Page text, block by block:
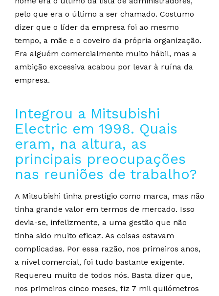
pelo que era o último a ser chamado. Costumo
dizer que o líder da empresa foi ao mesmo
tempo, a mãe e o coveiro da própria organização.
Era alguém comercialmente muito hábil, mas a
ambição excessiva acabou por levar à ruína da
empresa.
Integrou a Mitsubishi
Electric em 1998. Quais
eram, na altura, as
principais preocupações
nas reuniões de trabalho?
A Mitsubishi tinha prestígio como marca, mas não
tinha grande valor em termos de mercado. Isso
devia-se, infelizmente, a uma gestão que não
tinha sido muito eficaz. As coisas estavam
complicadas. Por essa razão, nos primeiros anos,
a nível comercial, foi tudo bastante exigente.
Requereu muito de todos nós. Basta dizer que,
nos primeiros cinco meses, fiz 7 mil quilómetros